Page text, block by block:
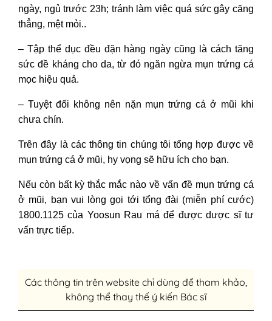
ngày, ngủ trước 23h; tránh làm việc quá sức gây căng
thẳng, mệt mỏi..
– Tập thể dục đều đặn hàng ngày cũng là cách tăng
sức đề kháng cho da, từ đó ngăn ngừa mụn trứng cá
mọc hiệu quả.
– Tuyệt đối không nên nặn mụn trứng cá ở mũi khi
chưa chín.
Trên đây là các thông tin chúng tôi tổng hợp được về
mụn trứng cá ở mũi, hy vọng sẽ hữu ích cho bạn.
Nếu còn bất kỳ thắc mắc nào về vấn đề mụn trứng cá
ở mũi, bạn vui lòng gọi tới tổng đài (miễn phí cước)
1800.1125 của Yoosun Rau má để được dược sĩ tư
vấn trực tiếp.
Các thông tin trên website chỉ dùng để tham khảo,
không thể thay thế ý kiến Bác sĩ